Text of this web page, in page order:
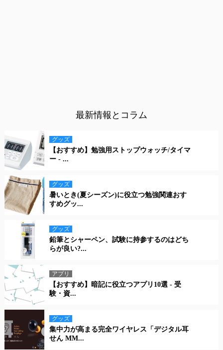
最新情報とコラム
グッズ
【おすすめ】勉強用ストップウォッチ/タイマ
ー - ...
グッズ
暑いとき(夏シーズン)に役立つ勉強関連おす
すめグッ...
グッズ
鉛筆とシャーペン、試験に持参するのはどち
らが良い?...
アプリ
【おすすめ】暗記に役立つアプリ10選 - 受
験・資...
グッズ
集中力が高まる完全ワイヤレス「デジタル耳
せん MM...